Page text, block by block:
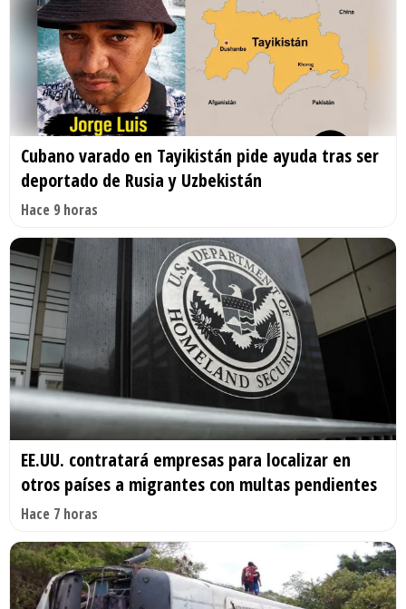
Cubano varado en Tayikistán pide ayuda tras ser
deportado de Rusia y Uzbekistán
Hace 9 horas
EE.UU. contratará empresas para localizar en
otros países a migrantes con multas pendientes
Hace 7 horas